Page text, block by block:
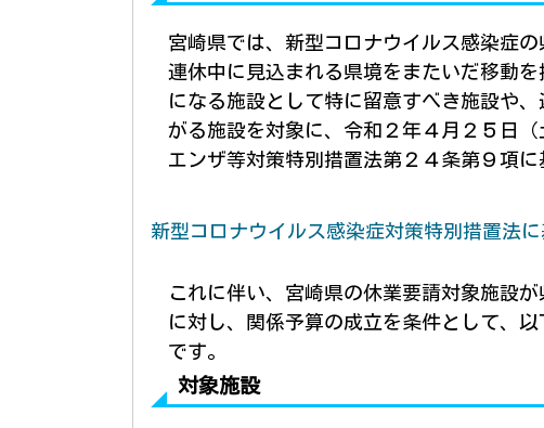
宮崎県では、新型コロナウイルス感染症
連休中に見込まれる県境をまたいだ移動
になる施設として特に留意すべき施設や
がる施設を対象に、令和２年４月２５日
エンザ等対策特別措置法第２４条第９項
新型コロナウイルス感染症対策特別措置法
これに伴い、宮崎県の休業要請対象施設
に対し、関係予算の成立を条件として、
です。
対象施設